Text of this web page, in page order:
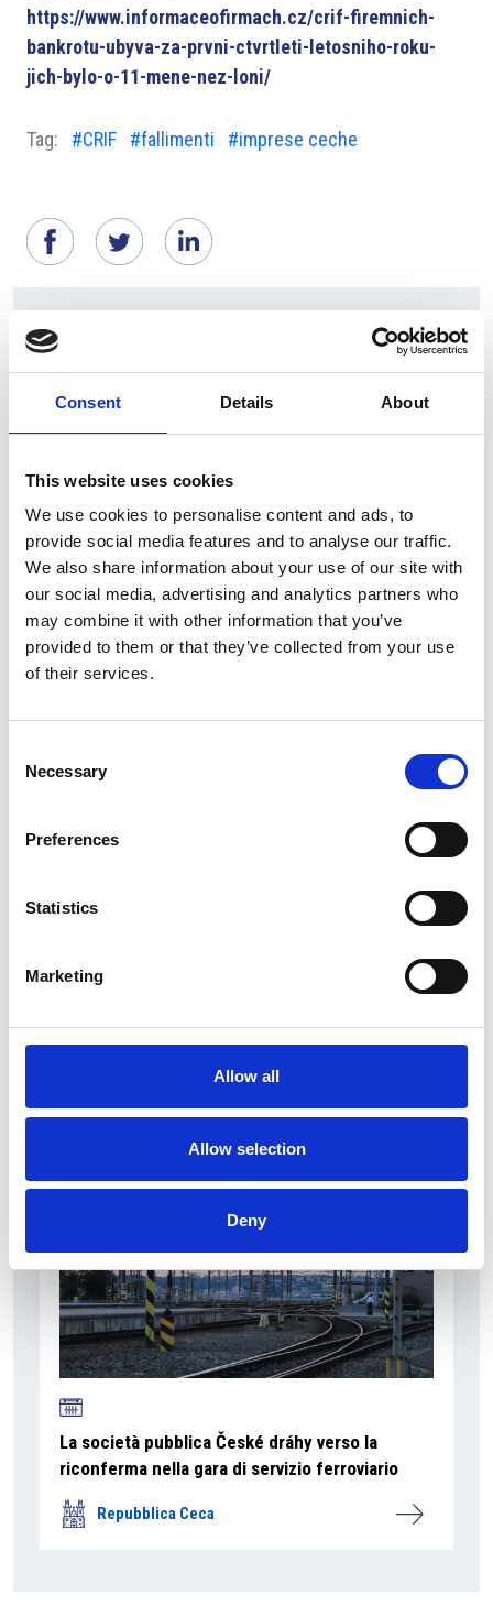
Consent Details About
This website uses cookies
We use cookies to personalise content and ads, to
provide social media features and to analyse our traffic.
We also share information about your use of our site with
our social media, advertising and analytics partners who
may combine it with other information that you’ve
provided to them or that they’ve collected from your use
of their services.
Selection
Necessary
Preferences
Statistics
Marketing
Allow all
Allow selection
Deny
https://www.informaceofirmach.cz/crif-firemnich-
bankrotu-ubyva-za-prvni-ctvrtleti-letosniho-roku-
jich-bylo-o-11-mene-nez-loni/
Tag: #CRIF #fallimenti #imprese ceche
Suggeriti per te
7 Agosto 2026
Nel primo semestre è aumentata fortemente la
costruzione di nuove abitazioni
Repubblica Ceca
La società pubblica České dráhy verso la
riconferma nella gara di servizio ferroviario
Repubblica Ceca